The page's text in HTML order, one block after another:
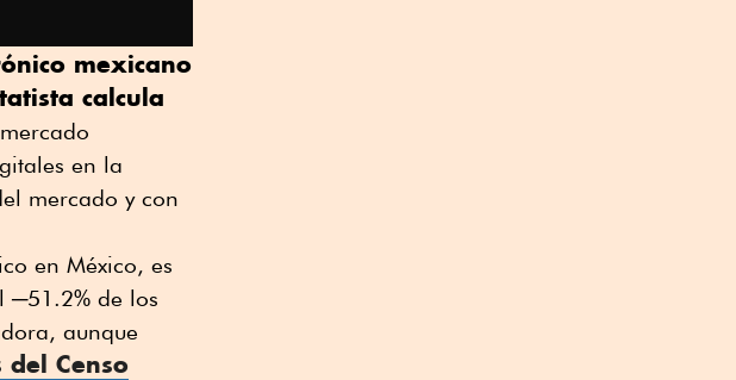
mexicano
calcula
en la
mercado y con
en México, es
─51.2% de los
aunque
Censo